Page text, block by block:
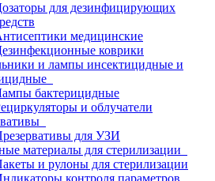
для дезинфицирующих
медицинские
коврики
и лампы инсектицидные и
бактерицидные
и облучатели
для УЗИ
материалы для стерилизации
и рулоны для стерилизации
контроля параметров